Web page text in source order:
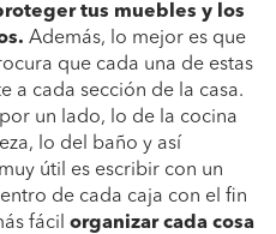
tus muebles y los
Además, lo mejor es que
que cada una de estas
a cada sección de la casa.
un lado, lo de la cocina
lo del baño y así
útil es escribir con un
de cada caja con el fin
fácil organizar cada cosa